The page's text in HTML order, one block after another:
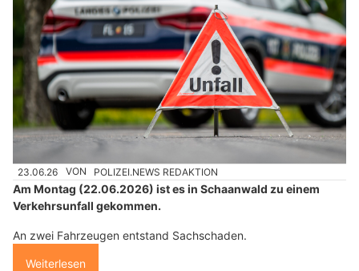
23.06.26 VON POLIZEI.NEWS REDAKTION
Am Montag (22.06.2026) ist es in Schaanwald zu einem
Verkehrsunfall gekommen.
An zwei Fahrzeugen entstand Sachschaden.
Weiterlesen